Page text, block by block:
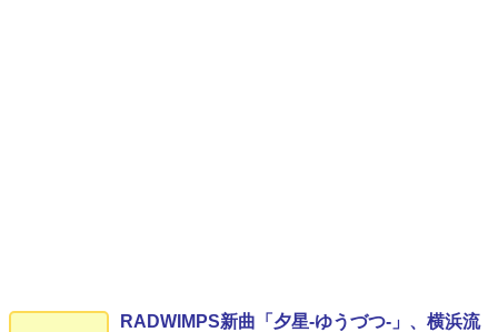
RADWIMPS新曲「夕星-ゆうづつ-」、横浜流